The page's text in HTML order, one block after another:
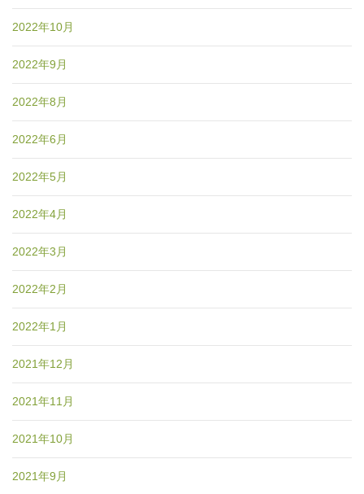
2022年10月
2022年9月
2022年8月
2022年6月
2022年5月
2022年4月
2022年3月
2022年2月
2022年1月
2021年12月
2021年11月
2021年10月
2021年9月